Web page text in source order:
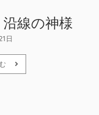
線の神様
日